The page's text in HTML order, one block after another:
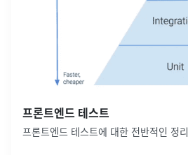
프론트엔드 테스트
프론트엔드 테스트에 대한 전반적인 정리